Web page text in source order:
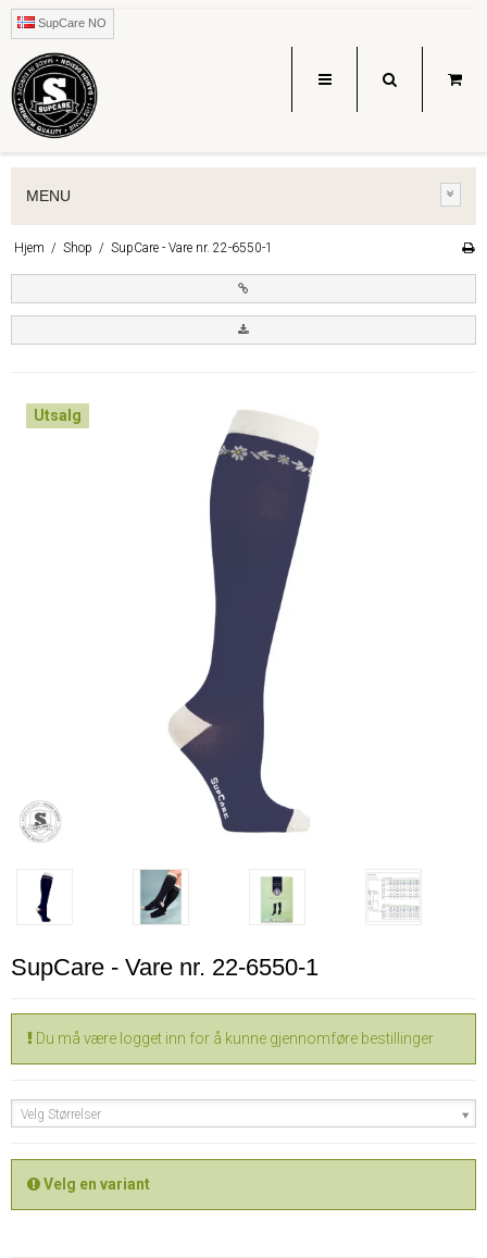
SupCare NO
MENU
Hjem / Shop / SupCare - Vare nr. 22-6550-1
Utsalg
SupCare - Vare nr. 22-6550-1
Du må være logget inn for å kunne gjennomføre bestillinger
Velg Størrelser
Velg en variant